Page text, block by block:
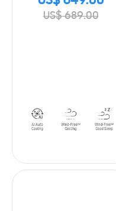
US$ 689.00